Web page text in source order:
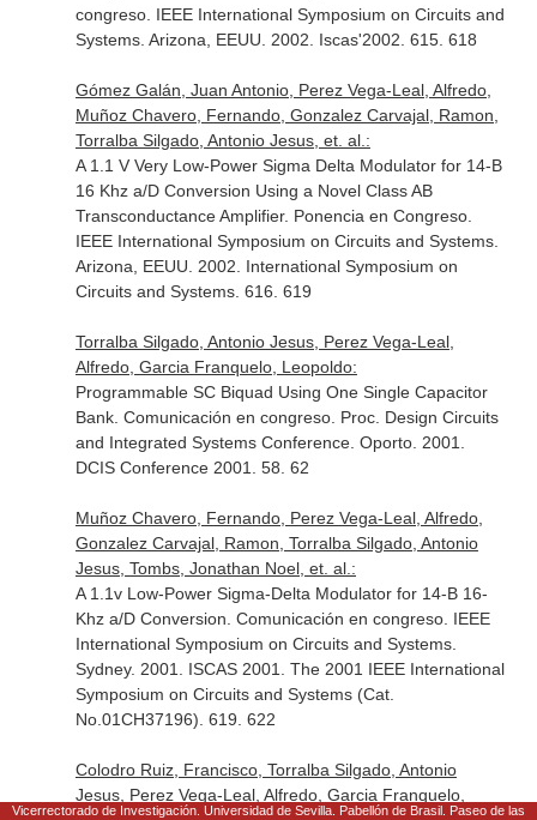
congreso. IEEE International Symposium on Circuits and
Systems. Arizona, EEUU. 2002. Iscas'2002. 615. 618
Gómez Galán, Juan Antonio, Perez Vega-Leal, Alfredo,
Muñoz Chavero, Fernando, Gonzalez Carvajal, Ramon,
Torralba Silgado, Antonio Jesus, et. al.:
A 1.1 V Very Low-Power Sigma Delta Modulator for 14-B
16 Khz a/D Conversion Using a Novel Class AB
Transconductance Amplifier. Ponencia en Congreso.
IEEE International Symposium on Circuits and Systems.
Arizona, EEUU. 2002. International Symposium on
Circuits and Systems. 616. 619
Torralba Silgado, Antonio Jesus, Perez Vega-Leal,
Alfredo, Garcia Franquelo, Leopoldo:
Programmable SC Biquad Using One Single Capacitor
Bank. Comunicación en congreso. Proc. Design Circuits
and Integrated Systems Conference. Oporto. 2001.
DCIS Conference 2001. 58. 62
Muñoz Chavero, Fernando, Perez Vega-Leal, Alfredo,
Gonzalez Carvajal, Ramon, Torralba Silgado, Antonio
Jesus, Tombs, Jonathan Noel, et. al.:
A 1.1v Low-Power Sigma-Delta Modulator for 14-B 16-
Khz a/D Conversion. Comunicación en congreso. IEEE
International Symposium on Circuits and Systems.
Sydney. 2001. ISCAS 2001. The 2001 IEEE International
Symposium on Circuits and Systems (Cat.
No.01CH37196). 619. 622
Colodro Ruiz, Francisco, Torralba Silgado, Antonio
Jesus, Perez Vega-Leal, Alfredo, Garcia Franquelo,
Vicerrectorado de Investigación. Universidad de Sevilla. Pabellón de Brasil. Paseo de las